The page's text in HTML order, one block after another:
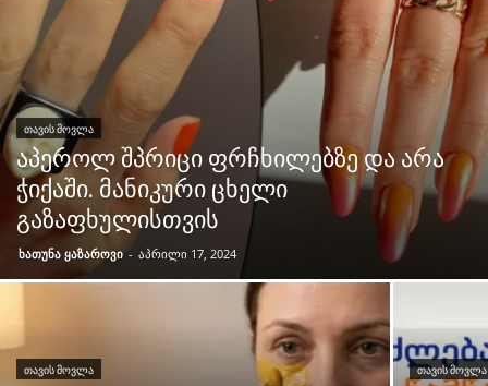
ᲗᲐᲕᲘᲡ ᲛᲝᲕᲚᲐ
აპეროლ შპრიცი ფრჩხილებზე და არა
ჭიქაში. მანიკური ცხელი
გაზაფხულისთვის
ხათუნა ყაზაროვი - აპრილი 17, 2024
ᲗᲐᲕᲘᲡ ᲛᲝᲕᲚᲐ ᲗᲐᲕᲘᲡ ᲛᲝᲕᲚᲐ